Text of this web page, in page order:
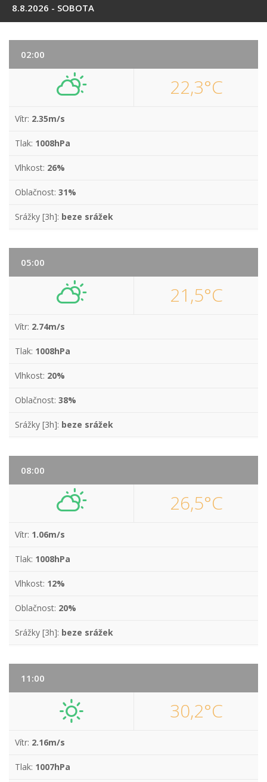
8.8.2026 - SOBOTA
02:00
22,3°C
Vítr: 2.35m/s
Tlak: 1008hPa
Vlhkost: 26%
Oblačnost: 31%
Srážky [3h]: beze srážek
05:00
21,5°C
Vítr: 2.74m/s
Tlak: 1008hPa
Vlhkost: 20%
Oblačnost: 38%
Srážky [3h]: beze srážek
08:00
26,5°C
Vítr: 1.06m/s
Tlak: 1008hPa
Vlhkost: 12%
Oblačnost: 20%
Srážky [3h]: beze srážek
11:00
30,2°C
Vítr: 2.16m/s
Tlak: 1007hPa